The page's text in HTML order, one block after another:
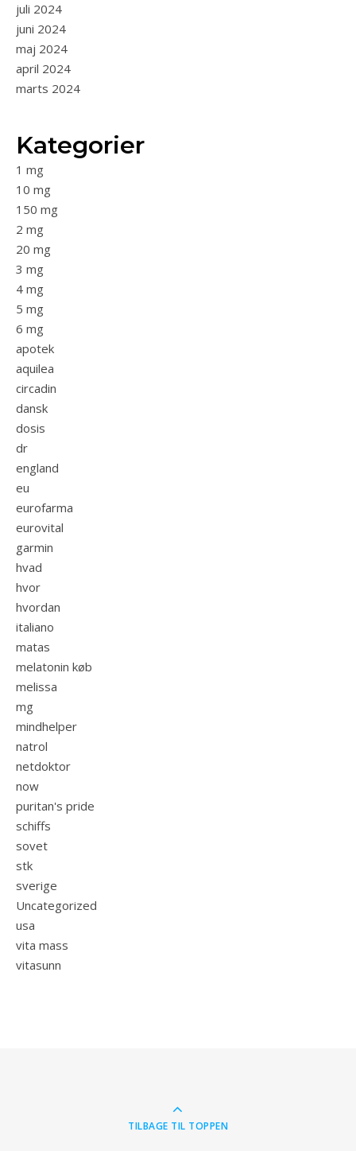
juli 2024
juni 2024
maj 2024
april 2024
marts 2024
Kategorier
1 mg
10 mg
150 mg
2 mg
20 mg
3 mg
4 mg
5 mg
6 mg
apotek
aquilea
circadin
dansk
dosis
dr
england
eu
eurofarma
eurovital
garmin
hvad
hvor
hvordan
italiano
matas
melatonin køb
melissa
mg
mindhelper
natrol
netdoktor
now
puritan's pride
schiffs
sovet
stk
sverige
Uncategorized
usa
vita mass
vitasunn
TILBAGE TIL TOPPEN